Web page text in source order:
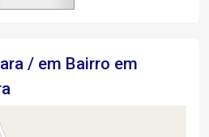
/ em Bairro em